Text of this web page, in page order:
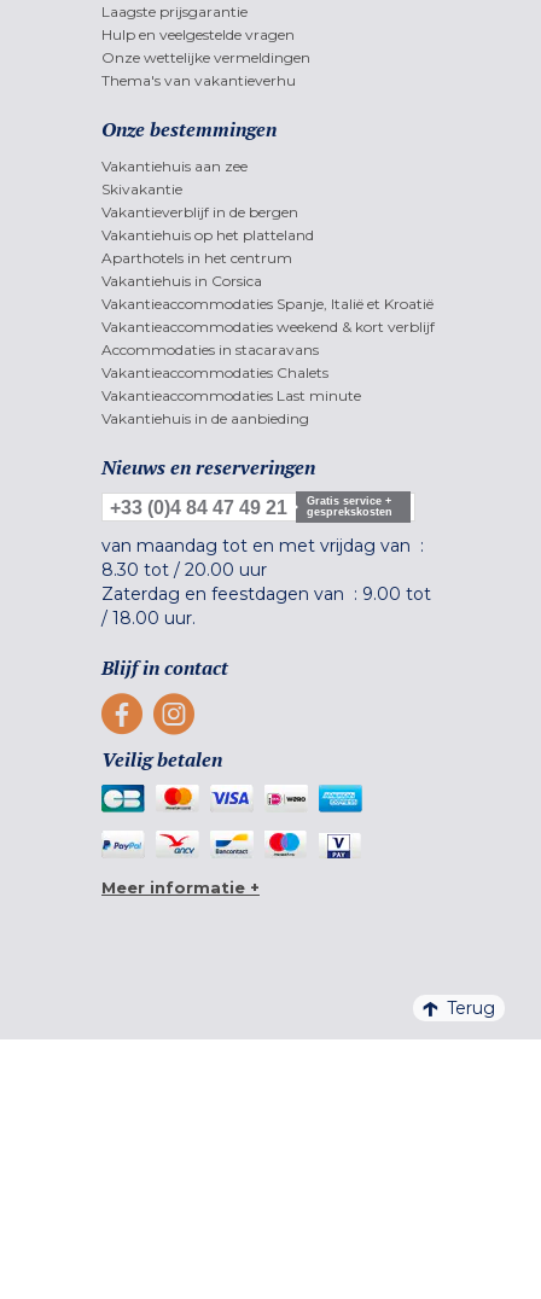
Laagste prijsgarantie
Hulp en veelgestelde vragen
Onze wettelijke vermeldingen
Thema's van vakantieverhu
Onze bestemmingen
Vakantiehuis aan zee
Skivakantie
Vakantieverblijf in de bergen
Vakantiehuis op het platteland
Aparthotels in het centrum
Vakantiehuis in Corsica
Vakantieaccommodaties Spanje, Italië et Kroatië
Vakantieaccommodaties weekend & kort verblijf
Accommodaties in stacaravans
Vakantieaccommodaties Chalets
Vakantieaccommodaties Last minute
Vakantiehuis in de aanbieding
Nieuws en reserveringen
+33 (0)4 84 47 49 21
Gratis service +
gesprekskosten
van maandag tot en met vrijdag van :
8.30 tot / 20.00 uur
Zaterdag en feestdagen van : 9.00 tot
/ 18.00 uur.
Blijf in contact
Veilig betalen
Meer informatie +
Terug